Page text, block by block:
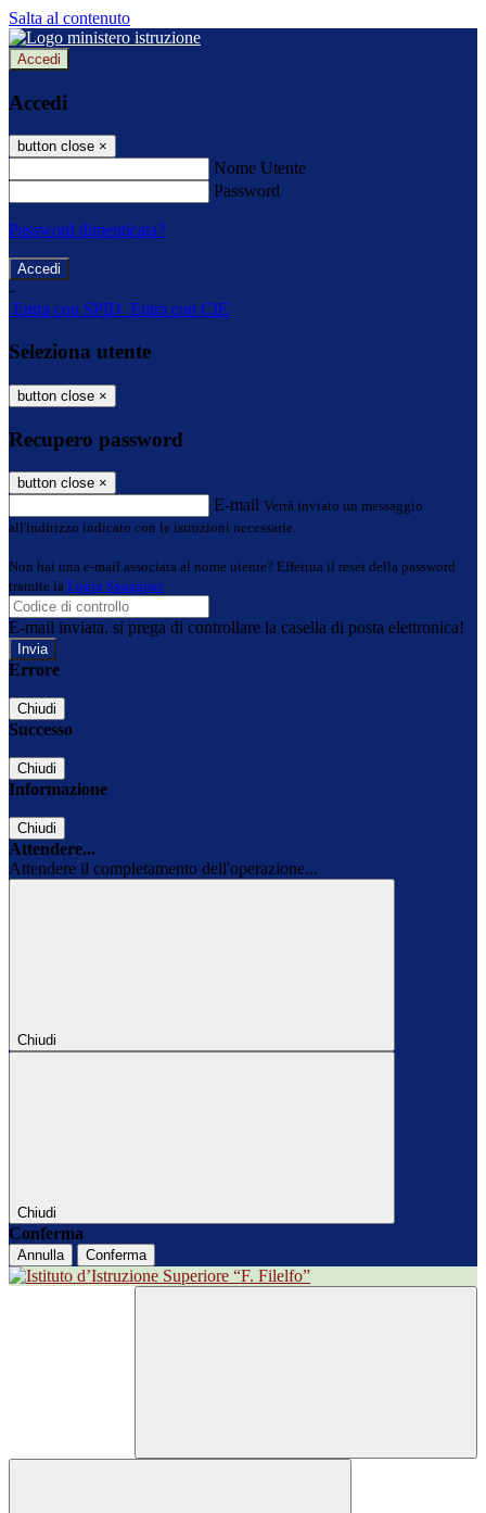
Salta al contenuto
Accedi
Accedi
button close ×
Nome Utente
Password
Password dimenticata?
-
Entra con SPID Entra con CIE
Seleziona utente
button close ×
Recupero password
button close ×
E-mail Verrà inviato un messaggio
all'indirizzo indicato con le istruzioni necessarie.
Non hai una e-mail associata al nome utente? Effettua il reset della password
tramite la Login Spaggiari
E-mail inviata, si prega di controllare la casella di posta elettronica!
Errore
Chiudi
Successo
Chiudi
Informazione
Chiudi
Attendere...
Attendere il completamento dell'operazione...
Chiudi
Chiudi
Conferma
Annulla Conferma